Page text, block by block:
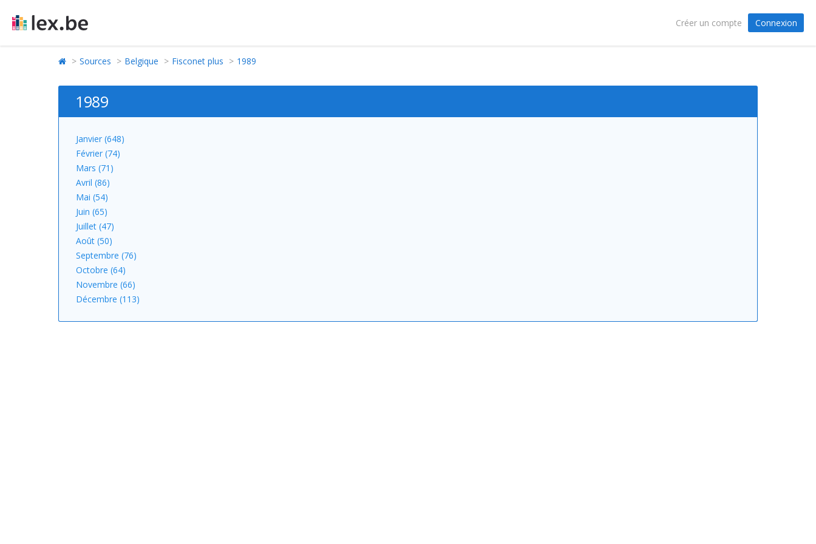
Créer un compte Connexion
Sources Belgique Fisconet plus 1989
1989
Janvier (648)
Février (74)
Mars (71)
Avril (86)
Mai (54)
Juin (65)
Juillet (47)
Août (50)
Septembre (76)
Octobre (64)
Novembre (66)
Décembre (113)